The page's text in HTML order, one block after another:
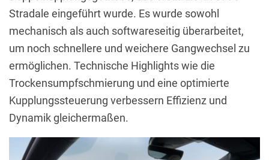
Stradale eingeführt wurde. Es wurde sowohl
mechanisch als auch softwareseitig überarbeitet,
um noch schnellere und weichere Gangwechsel zu
ermöglichen. Technische Highlights wie die
Trockensumpfschmierung und eine optimierte
Kupplungssteuerung verbessern Effizienz und
Dynamik gleichermaßen.